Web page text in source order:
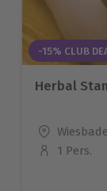
-15% CLUB
Herbal
Standort
Anzahl der
1 Pers.